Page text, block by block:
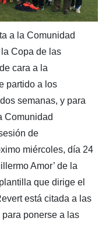
a la Comunidad
Copa de las
cara a la
partido a los
semanas, y para
Comunidad
de
miércoles, día 24
Amor’ de la
que dirige el
está citada a las
ponerse a las